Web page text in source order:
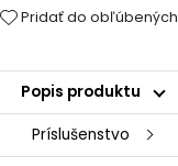
Pridať do obľúbených
Popis produktu
Príslušenstvo